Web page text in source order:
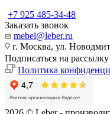
+7 925 485-34-48
Заказать звонок
mebel@leber.ru
г. Москва, ул.
Подписаться на рассылку
Политика